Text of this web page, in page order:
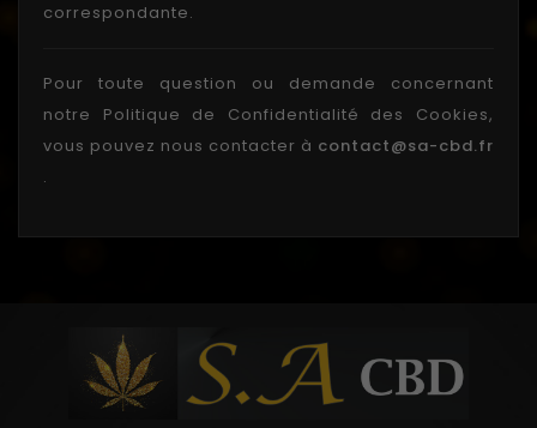
correspondante.
Pour toute question ou demande concernant
notre Politique de Confidentialité des Cookies,
vous pouvez nous contacter à contact@sa-cbd.fr
.